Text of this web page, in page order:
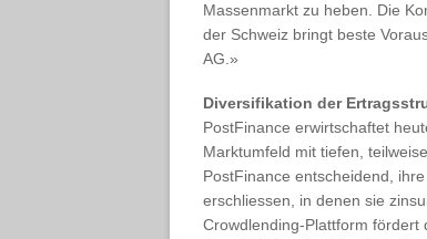
Massenmarkt zu heben. Die
der Schweiz bringt beste
AG.»
Diversifikation der
PostFinance erwirtschaftet
Marktumfeld mit tiefen,
PostFinance entscheidend,
erschliessen, in denen sie
Crowdlending-Plattform fördert